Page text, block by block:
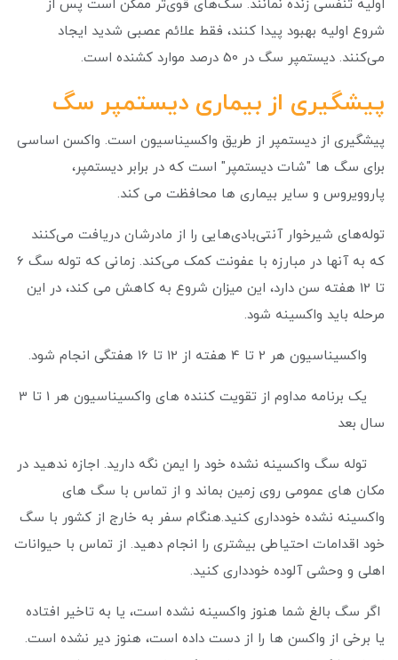
اولیه تنفسی زنده نمانند. سگ‌های قوی‌تر ممکن است پس از
شروع اولیه بهبود پیدا کنند، فقط علائم عصبی شدید ایجاد
می‌کنند. دیستمپر سگ در 50 درصد موارد کشنده است.
پیشگیری از بیماری دیستمپر سگ
پیشگیری از دیستمپر از طریق واکسیناسیون است. واکسن اساسی
برای سگ ها "شات دیستمپر" است که در برابر دیستمپر،
پاروویروس و سایر بیماری ها محافظت می کند.
توله‌های شیرخوار آنتی‌بادی‌هایی را از مادرشان دریافت می‌کنند
که به آنها در مبارزه با عفونت کمک می‌کند. زمانی که توله سگ 6
تا 12 هفته سن دارد، این میزان شروع به کاهش می کند، در این
مرحله باید واکسینه شود.
واکسیناسیون هر 2 تا 4 هفته از 12 تا 16 هفتگی انجام شود.
یک برنامه مداوم از تقویت کننده های واکسیناسیون هر 1 تا 3
سال بعد
توله سگ واکسینه نشده خود را ایمن نگه دارید. اجازه ندهید در
مکان های عمومی روی زمین بماند و از تماس با سگ های
واکسینه نشده خودداری کنید.هنگام سفر به خارج از کشور با سگ
خود اقدامات احتیاطی بیشتری را انجام دهید. از تماس با حیوانات
اهلی و وحشی آلوده خودداری کنید.
اگر سگ بالغ شما هنوز واکسینه نشده است، یا به تاخیر افتاده
یا برخی از واکسن ها را از دست داده است، هنوز دیر نشده است.